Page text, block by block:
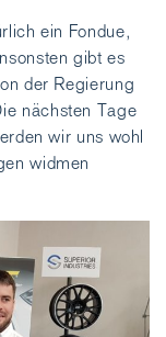
ein Fondue,
gibt es
der Regierung
nächsten Tage
wir uns wohl
widmen